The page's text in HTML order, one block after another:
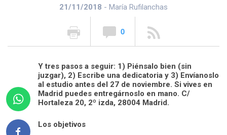
21/11/2018 - María Rufilanchas
0
Y tres pasos a seguir: 1) Piénsalo bien (sin
juzgar), 2) Escribe una dedicatoria y 3) Envíanoslo
al estudio antes del 27 de noviembre. Si vives en
Madrid puedes entregárnoslo en mano. C/
Hortaleza 20, 2º izda, 28004 Madrid.
Los objetivos